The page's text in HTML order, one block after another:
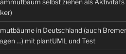
selbst ziehen als
in Deutschland (auch
…) mit plantUML und Test